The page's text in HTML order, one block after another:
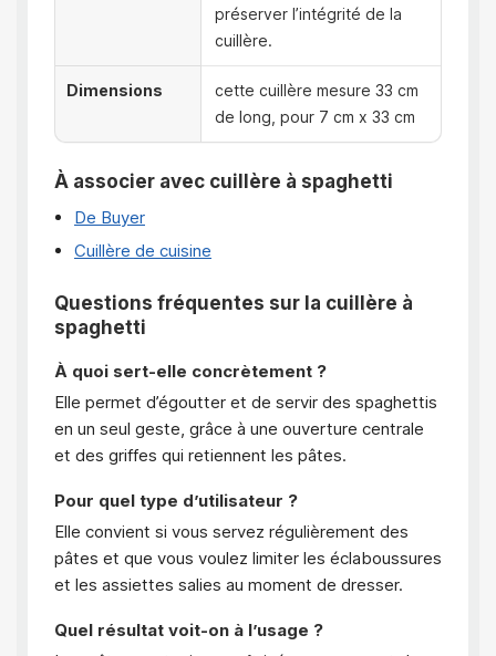
préserver l’intégrité de la
cuillère.
Dimensions
cette cuillère mesure 33 cm
de long, pour 7 cm x 33 cm
À associer avec cuillère à spaghetti
De Buyer
Cuillère de cuisine
Questions fréquentes sur la cuillère à
spaghetti
À quoi sert-elle concrètement ?
Elle permet d’égoutter et de servir des spaghettis
en un seul geste, grâce à une ouverture centrale
et des griffes qui retiennent les pâtes.
Pour quel type d’utilisateur ?
Elle convient si vous servez régulièrement des
pâtes et que vous voulez limiter les éclaboussures
et les assiettes salies au moment de dresser.
Quel résultat voit-on à l’usage ?